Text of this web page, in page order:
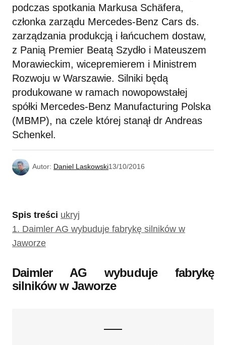
podczas spotkania Markusa Schäfera,
członka zarządu Mercedes-Benz Cars ds.
zarządzania produkcją i łańcuchem dostaw,
z Panią Premier Beatą Szydło i Mateuszem
Morawieckim, wicepremierem i Ministrem
Rozwoju w Warszawie. Silniki będą
produkowane w ramach nowopowstałej
spółki Mercedes-Benz Manufacturing Polska
(MBMP), na czele której stanął dr Andreas
Schenkel.
Autor: Daniel Laskowski13/10/2016
Spis treści ukryj
1. Daimler AG wybuduje fabrykę silników w
Jaworze
Daimler AG wybuduje fabrykę
silników w Jaworze